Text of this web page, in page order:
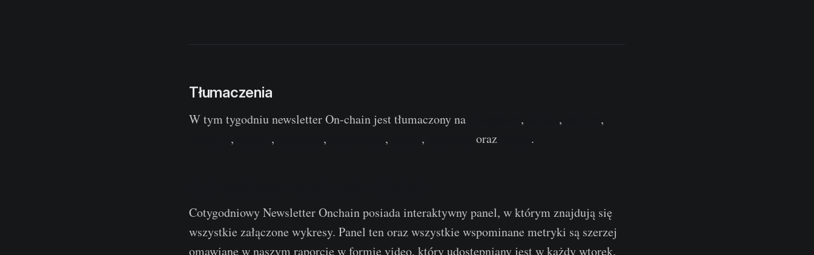
Tłumaczenia
W tym tygodniu newsletter On-chain jest tłumaczony na , ,
,
, , , , , oraz .
Cotygodniowy Newsletter Onchain posiada interaktywny panel, w którym znajdują się
wszystkie załączone wykresy. Panel ten oraz wszystkie wspominane metryki są szerzej
omawiane w naszym raporcie w formie video, który udostępniany jest w każdy wtorek.